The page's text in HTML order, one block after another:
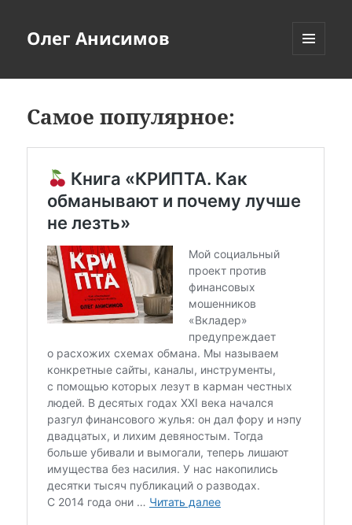
Олег Анисимов
Самое популярное: